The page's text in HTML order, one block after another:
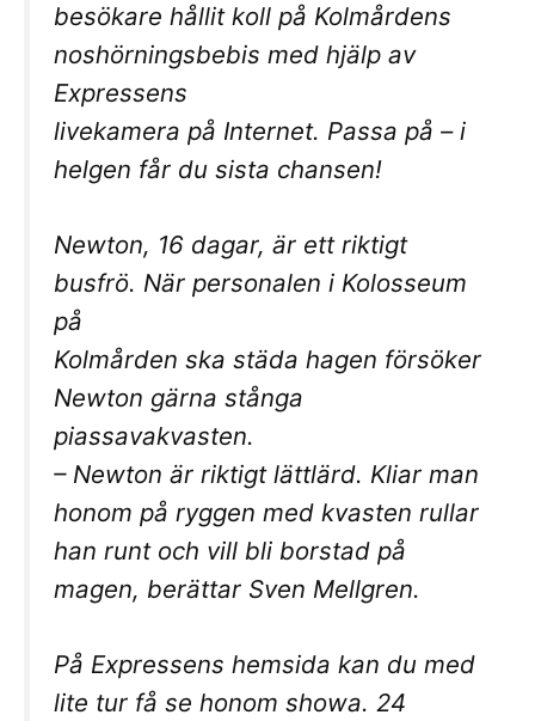
besökare hållit koll på Kolmårdens
noshörningsbebis med hjälp av
Expressens
livekamera på Internet. Passa på – i
helgen får du sista chansen!
Newton, 16 dagar, är ett riktigt
busfrö. När personalen i Kolosseum
på
Kolmården ska städa hagen försöker
Newton gärna stånga
piassavakvasten.
– Newton är riktigt lättlärd. Kliar man
honom på ryggen med kvasten rullar
han runt och vill bli borstad på
magen, berättar Sven Mellgren.
På Expressens hemsida kan du med
lite tur få se honom showa. 24